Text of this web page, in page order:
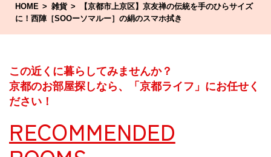
HOME 雑貨
【京都市上京区】京友禅の伝統を手のひらサイズ
に！西陣［SOOーソマルー］の絹のスマホ拭き
この近くに暮らしてみませんか？
京都のお部屋探しなら、「京都ライフ」にお任せく
ださい！
RECOMMENDED